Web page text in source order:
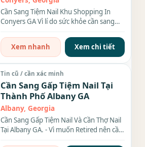
Cần Sang Tiệm Nail Khu Shopping In
Conyers GA Vì lí do sức khỏe cần sang
Xem nhanh
Xem chi tiết
Tin cũ / cần xác minh
Cần Sang Gấp Tiệm Nail Tại
Thành Phố Albany GA
Albany, Georgia
Cần Sang Gấp Tiệm Nail Và Cần Thợ Nail
Tại Albany GA. - Vì muốn Retired nên cần